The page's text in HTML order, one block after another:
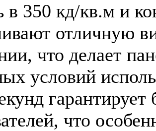
в 350 кд/кв.м и
отличную
что делает
условий
что